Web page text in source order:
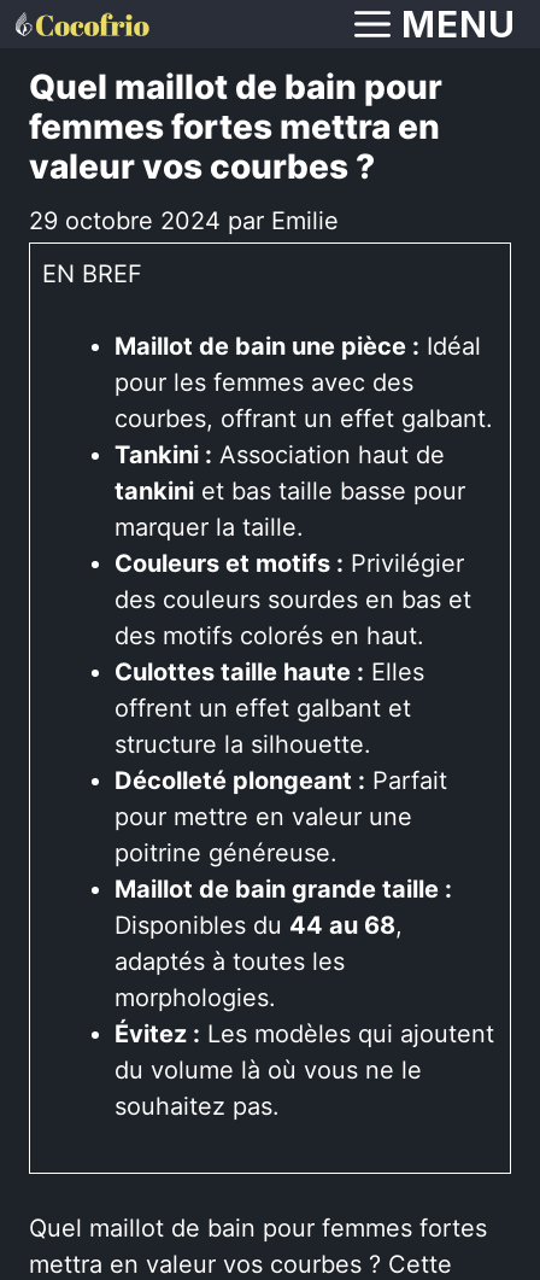
Aller
contenu
MENU
Quel maillot de bain pour
femmes fortes mettra en
valeur vos courbes ?
29 octobre 2024 par Emilie
EN BREF
Maillot de bain une pièce : Idéal
pour les femmes avec des
courbes, offrant un effet galbant.
Tankini : Association haut de
tankini et bas taille basse pour
marquer la taille.
Couleurs et motifs : Privilégier
des couleurs sourdes en bas et
des motifs colorés en haut.
Culottes taille haute : Elles
offrent un effet galbant et
structure la silhouette.
Décolleté plongeant : Parfait
pour mettre en valeur une
poitrine généreuse.
Maillot de bain grande taille :
Disponibles du 44 au 68,
adaptés à toutes les
morphologies.
Évitez : Les modèles qui ajoutent
du volume là où vous ne le
souhaitez pas.
Quel maillot de bain pour femmes fortes
mettra en valeur vos courbes ? Cette